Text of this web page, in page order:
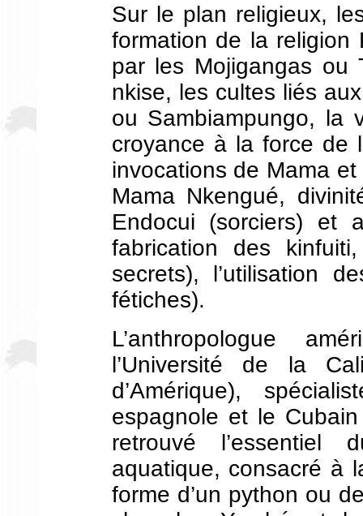
Sur le plan religieux,
formation de la religion
par les Mojigangas ou
nkise, les cultes liés
ou Sambiampungo, la
croyance à la force de
invocations de Mama
Mama Nkengué,
Endocui (sorciers) et
fabrication des
secrets), l’utilisation
fétiches).
L’anthropologue
l’Université de la
d’Amérique),
espagnole et le
retrouvé
aquatique, consacré à
forme d’un python ou